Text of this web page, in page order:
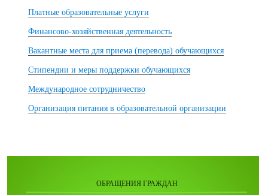
Платные образовательные услуги
Финансово-хозяйственная деятельность
Вакантные места для приема (перевода) обучающихся
Стипендии и меры поддержки обучающихся
Международное сотрудничество
Организация питания в образовательной организации
ОБРАЩЕНИЯ ГРАЖДАН